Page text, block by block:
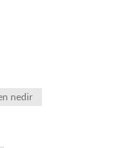
nedir